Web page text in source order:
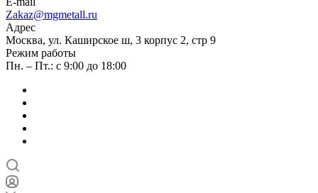
Zakaz@mgmetall.ru
Адрес
Москва, ул. Каширское ш, 3 корпус 2, стр 9
Режим работы
Пн. – Пт.: с 9:00 до 18:00